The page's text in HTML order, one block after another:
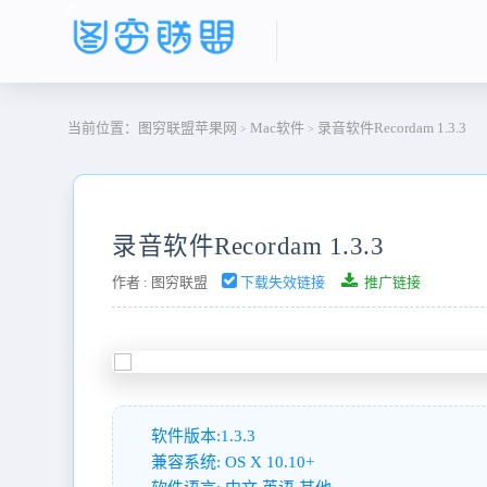
当前位置： 图穷联盟苹果网 > Mac软件 > 录音软件Recordam 1.3.3
录音软件Recordam 1.3.3
作者 : 图穷联盟 下载失效链接 推广链接
软件版本:1.3.3
兼容系统: OS X 10.10+